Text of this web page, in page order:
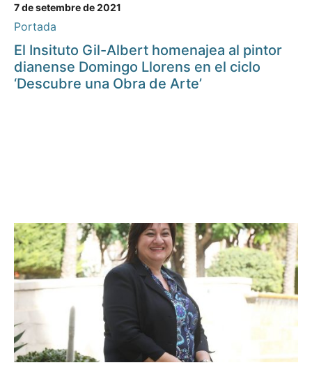
7 de setembre de 2021
Portada
El Insituto Gil-Albert homenajea al pintor
dianense Domingo Llorens en el ciclo
‘Descubre una Obra de Arte’